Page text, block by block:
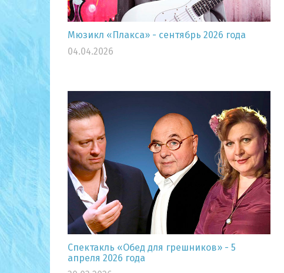
Мюзикл «Плакса» - сентябрь 2026 года
04.04.2026
Спектакль «Обед для грешников» - 5
апреля 2026 года